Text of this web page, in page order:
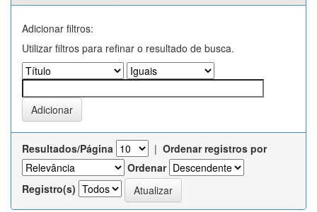
Adicionar filtros:
Utilizar filtros para refinar o resultado de busca.
Resultados/Página | Ordenar registros por
Ordenar
Registro(s)